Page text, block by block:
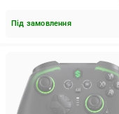
Під замовлення